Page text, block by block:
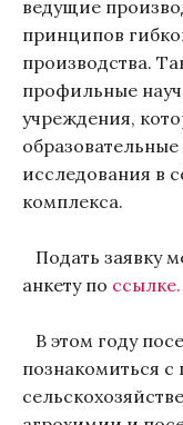
ведущие
принципов
производства.
профильные
учреждения,
исследования в
комплекса.
Подать заявку
анкету по ссылке.
В этом году
познакомиться